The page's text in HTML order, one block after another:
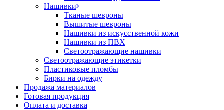
Нашивки
Тканые шевроны
Вышитые шевроны
Нашивки из искусственной кожи
Нашивки из ПВХ
Светоотражающие нашивки
Светоотражающие этикетки
Пластиковые пломбы
Бирки на одежду
Продажа материалов
Готовая продукция
Оплата и доставка